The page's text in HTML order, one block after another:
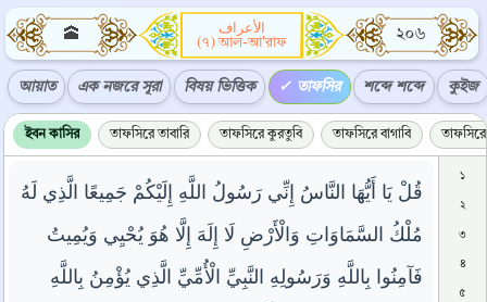
🕋
الأعراف
(৭) আল-আ'রাফ
২০৬
আয়াত এক নজরে সূরা বিষয় ভিত্তিক তাফসির শব্দে শব্দে কুইজ
ইবন কাসির তাফসিরে তাবারি তাফসিরে কুরতুবি তাফসিরে বাগাবি তাফসিরে
قُلْ يَا أَيُّهَا النَّاسُ إِنِّي رَسُولُ اللَّهِ إِلَيْكُمْ جَمِيعًا الَّذِي لَهُ
مُلْكُ السَّمَاوَاتِ وَالْأَرْضِ لَا إِلَهَ إِلَّا هُوَ يُحْيِي وَيُمِيتُ
فَآمِنُوا بِاللَّهِ وَرَسُولِهِ النَّبِيِّ الْأُمِّيِّ الَّذِي يُؤْمِنُ بِاللَّهِ
১
২
৩
৪
৫